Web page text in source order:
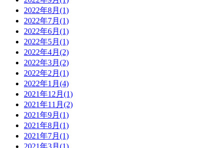
2022年8月(1)
2022年7月(1)
2022年6月(1)
2022年5月(1)
2022年4月(2)
2022年3月(2)
2022年2月(1)
2022年1月(4)
2021年12月(1)
2021年11月(2)
2021年9月(1)
2021年8月(1)
2021年7月(1)
2021年3月(1)